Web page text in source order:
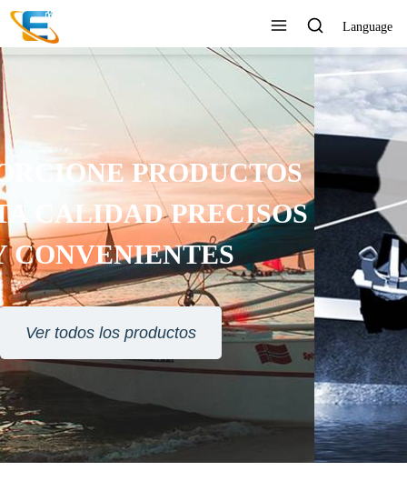
Language
SERVICIO AL CLIENTE 24
HORAS EN LÍNEA
Ver todos los productos